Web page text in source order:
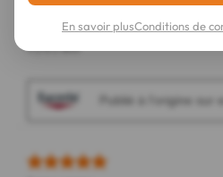
En savoir plusConditions de